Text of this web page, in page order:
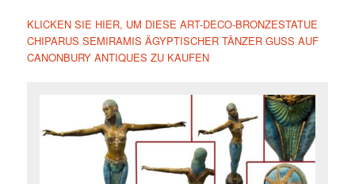
KLICKEN SIE HIER, UM DIESE ART-DECO-BRONZESTATUE
CHIPARUS SEMIRAMIS ÄGYPTISCHER TÄNZER GUSS AUF
CANONBURY ANTIQUES ZU KAUFEN